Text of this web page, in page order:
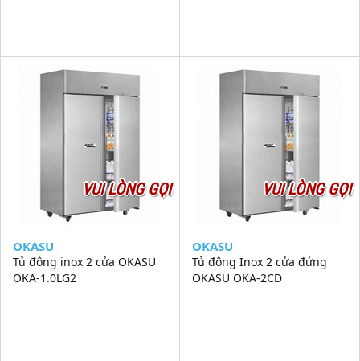
VUI LÒNG GỌI
OKASU
Tủ đông inox 2 cửa OKASU
OKA-1.0LG2
VUI LÒNG GỌI
OKASU
Tủ đông Inox 2 cửa đứng
OKASU OKA-2CD